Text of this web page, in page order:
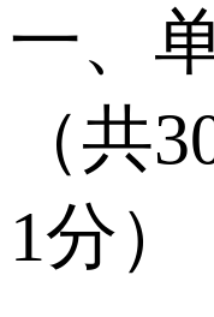
一、
（共
1分）